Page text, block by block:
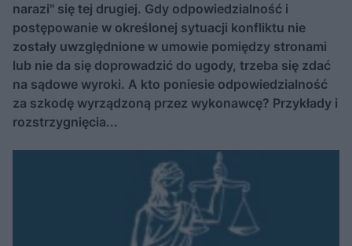
narazi" się tej drugiej. Gdy odpowiedzialność i
postępowanie w określonej sytuacji konfliktu nie
zostały uwzględnione w umowie pomiędzy stronami
lub nie da się doprowadzić do ugody, trzeba się zdać
na sądowe wyroki. A kto poniesie odpowiedzialność
za szkodę wyrządzoną przez wykonawcę? Przykłady i
rozstrzygnięcia...